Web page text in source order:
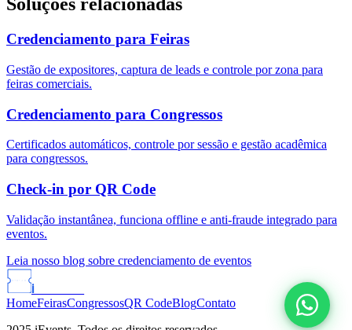
Soluções relacionadas
Credenciamento para Feiras
Gestão de expositores, captura de leads e controle por zona para
feiras comerciais.
Credenciamento para Congressos
Certificados automáticos, controle por sessão e gestão acadêmica
para congressos.
Check-in por QR Code
Validação instantânea, funciona offline e anti-fraude integrado para
eventos.
Leia nosso blog sobre credenciamento de eventos
i
HomeFeirasCongressosQR CodeBlogContato